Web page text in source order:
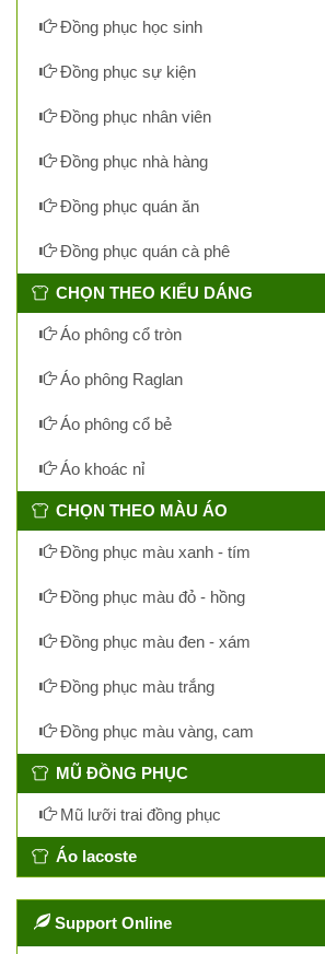
Đồng phục học sinh
Đồng phục sự kiện
Đồng phục nhân viên
Đồng phục nhà hàng
Đồng phục quán ăn
Đồng phục quán cà phê
CHỌN THEO KIỂU DÁNG
Áo phông cổ tròn
Áo phông Raglan
Áo phông cổ bẻ
Áo khoác nỉ
CHỌN THEO MÀU ÁO
Đồng phục màu xanh - tím
Đồng phục màu đỏ - hồng
Đồng phục màu đen - xám
Đồng phục màu trắng
Đồng phục màu vàng, cam
MŨ ĐỒNG PHỤC
Mũ lưỡi trai đồng phục
Áo lacoste
Support Online